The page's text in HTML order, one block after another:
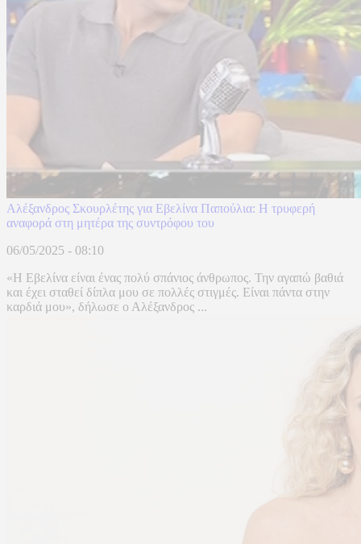
Αλέξανδρος Σκουρλέτης για Εβελίνα Παπούλια: Η τρυφερή
αναφορά στη μητέρα της συντρόφου του
06/05/2025 - 08:10
«Η Εβελίνα είναι ένας πολύ σπάνιος άνθρωπος. Την αγαπώ βαθιά
και έχει σταθεί δίπλα μου σε πολλές στιγμές. Είναι πάντα στην
καρδιά μου», δήλωσε ο Αλέξανδρος ...